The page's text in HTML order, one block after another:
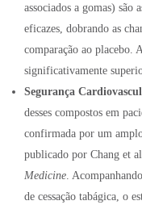
associados a gomas) são
eficazes, dobrando as
comparação ao placebo.
significativamente
Segurança
desses compostos em
confirmada por um
publicado por Chang et
Medicine .
de cessação tabágica, o